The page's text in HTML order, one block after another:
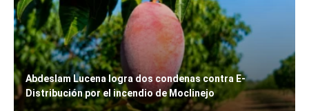
Abdeslam Lucena logra dos condenas contra E-
Distribución por el incendio de Moclinejo